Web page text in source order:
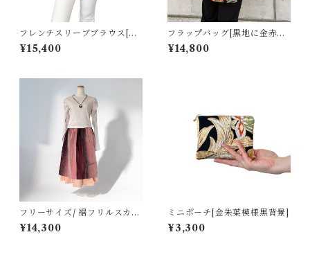
フレンチスリーブブラウス[曲
線模様赤系羽裏]
¥15,400
フラップバッグ[黒地に金赤鳳
凰柄]
¥14,800
フリーサイズ/ 裾フリルスカー
ト[ピンク～エンジグラデーシ
ョン雨筋紬]
¥14,300
ミニポーチ[金朱葉模様黒背景]
¥3,300